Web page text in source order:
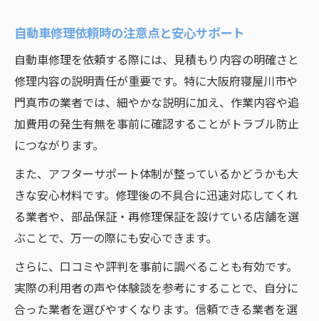
自動車修理依頼時の注意点と安心サポート
自動車修理を依頼する際には、見積もり内容の明確さと
修理内容の説明責任が重要です。特に大阪府寝屋川市や
門真市の業者では、細やかな説明に加え、作業内容や追
加費用の発生有無を事前に確認することがトラブル防止
につながります。
また、アフターサポート体制が整っているかどうかも大
きな安心材料です。修理後の不具合に迅速対応してくれ
る業者や、部品保証・再修理保証を設けている店舗を選
ぶことで、万一の際にも安心できます。
さらに、口コミや評判を事前に調べることも有効です。
実際の利用者の声や体験談を参考にすることで、自分に
合った業者を選びやすくなります。信頼できる業者を選